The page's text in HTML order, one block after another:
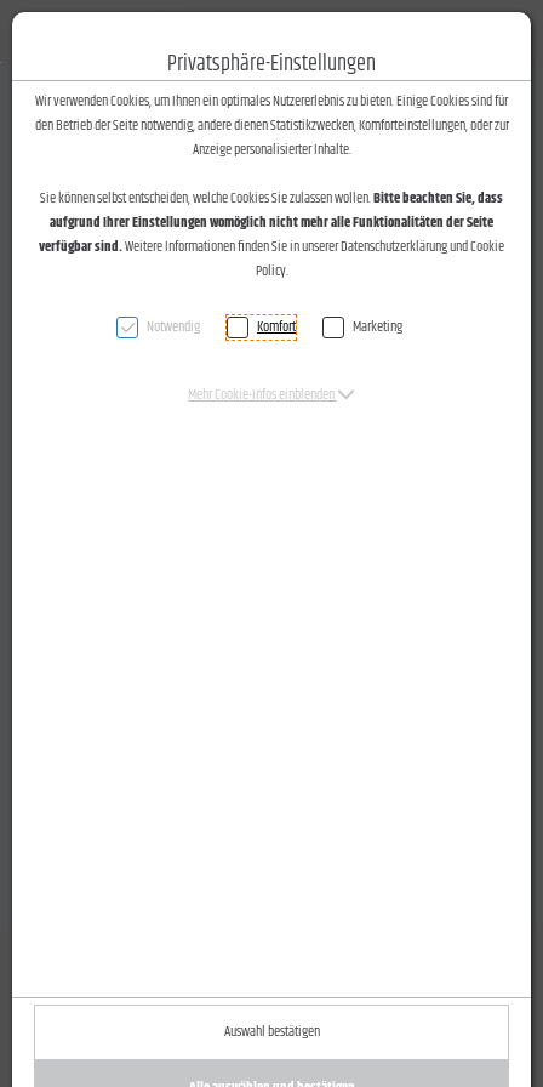
Zum Inhalt springen [AK + 0]
Zum Hauptmenü springen [AK + 1]
Zum Footer-Menü unten (angedockt an Browserrand) springen [AK + 2]
Zum Widget-Menü rechts springen [AK + 3]
Zu den Inhalten im Fußbereich springen [AK + 4]
LR Dr. Bernadette Mennel übergibt das Gütesiegel
Privatsphäre-Einstellungen
Wir verwenden Cookies, um Ihnen ein optimales Nutzererlebnis zu bieten. Einige Cookies sind für
den Betrieb der Seite notwendig, andere dienen Statistikzwecken, Komforteinstellungen, oder zur
Anzeige personalisierter Inhalte.
Sie können selbst entscheiden, welche Cookies Sie zulassen wollen.Bitte beachten Sie, dass
aufgrund Ihrer Einstellungen womöglich nicht mehr alle Funktionalitäten der Seite
verfügbar sind.Weitere Informationen finden Sie in unserer Datenschutzerklärung und Cookie
Policy.
Notwendig Komfort Marketing
Mehr Cookie-Infos einblenden
Auswahl bestätigen